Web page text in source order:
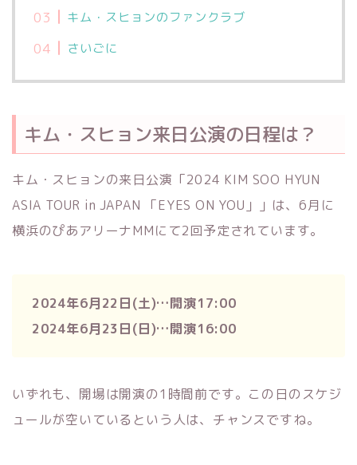
キム・スヒョンのファンクラブ
さいごに
キム・スヒョン来日公演の日程は？
キム・スヒョンの来日公演「2024 KIM SOO HYUN
ASIA TOUR in JAPAN 「EYES ON YOU」」は、6月に
横浜のぴあアリーナMMにて2回予定されています。
2024年6月22日(土)…開演17:00
2024年6月23日(日)…開演16:00
いずれも、開場は開演の1時間前です。この日のスケジ
ュールが空いているという人は、チャンスですね。